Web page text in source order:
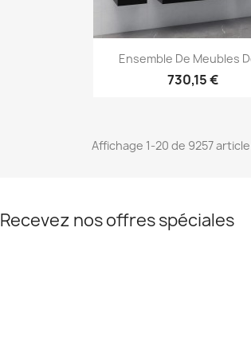
Aperçu rapide
Ensemble De Meubles
730,15 €
Affichage 1-20 de 9257
Recevez nos offres spéciales